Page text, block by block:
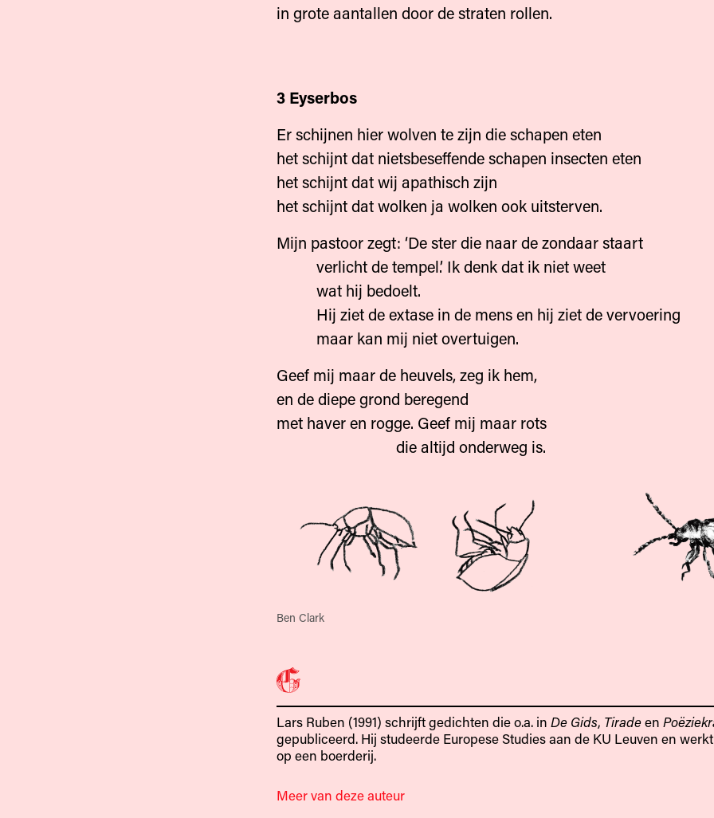
in grote aantallen door de straten rollen.
3 Eyserbos
Er schijnen hier wolven te zijn die schapen eten
het schijnt dat nietsbeseffende schapen insecten eten
het schijnt dat wij apathisch zijn
het schijnt dat wolken ja wolken ook uitsterven.
Mijn pastoor zegt: ‘De ster die naar de zondaar staart
verlicht de tempel.’ Ik denk dat ik niet weet
wat hij bedoelt.
Hij ziet de extase in de mens en hij ziet de vervoering
maar kan mij niet overtuigen.
Geef mij maar de heuvels, zeg ik hem,
en de diepe grond beregend
met haver en rogge. Geef mij maar rots
die altijd onderweg is.
Ben Clark
Lars Ruben (1991) schrijft gedichten die o.a. in De Gids, Tiradeen
gepubliceerd. Hij studeerde Europese Studies aan de KU Leuven en
op een boerderij.
Meer van deze auteur